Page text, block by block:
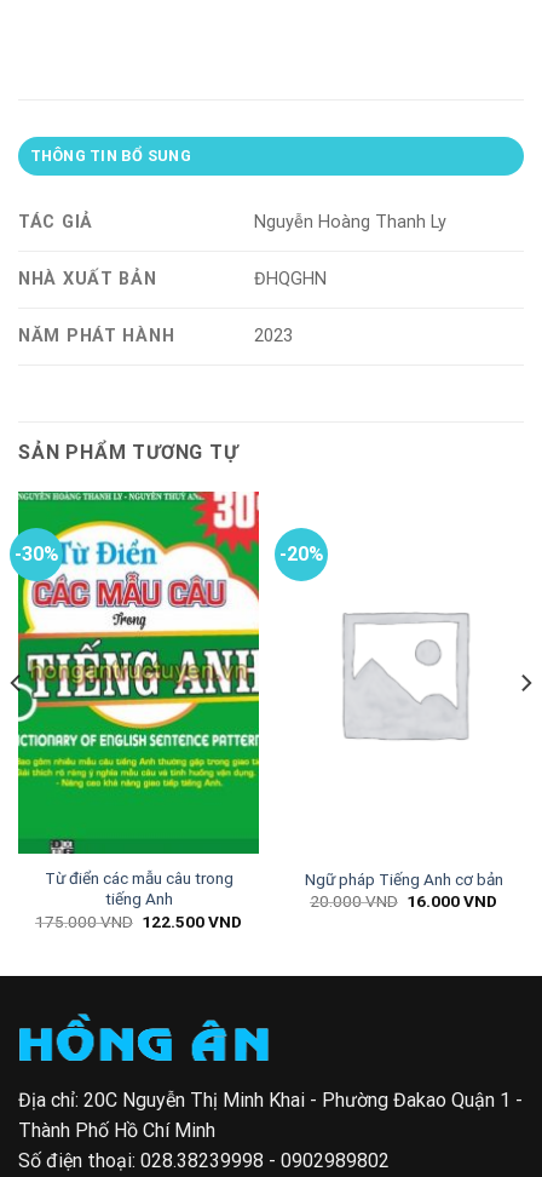
THÔNG TIN BỔ SUNG
TÁC GIẢ Nguyễn Hoàng Thanh Ly
NHÀ XUẤT BẢN ĐHQGHN
NĂM PHÁT HÀNH 2023
SẢN PHẨM TƯƠNG TỰ
-30%
Từ điển các mẫu câu trong
tiếng Anh
175.000VND Giá
122.500VND
122.500 VND.
-20%
Ngữ pháp Tiếng Anh cơ bản
20.000VND Giá
16.000VND
Địa chỉ: 20C Nguyễn Thị Minh Khai - Phường Đakao Quận 1 -
Thành Phố Hồ Chí Minh
Số điện thoại: 028.38239998 - 0902989802